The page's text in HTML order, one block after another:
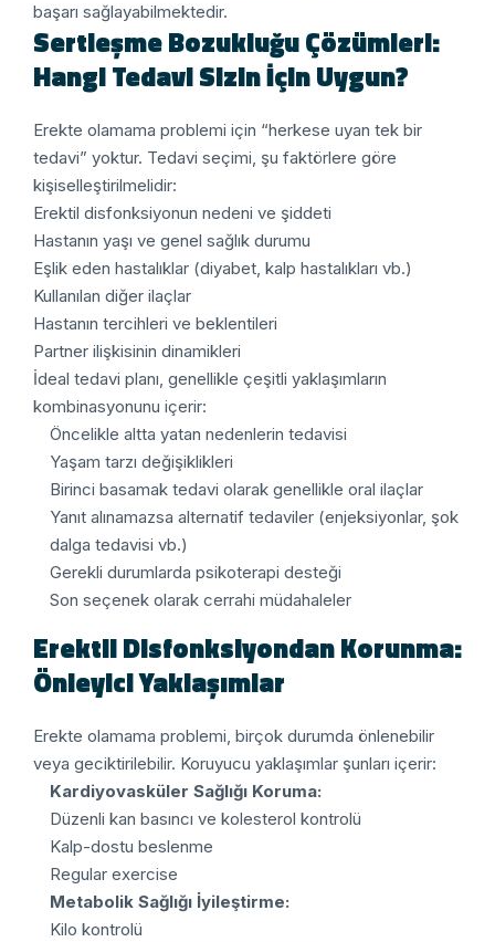
başarı sağlayabilmektedir.
Sertleşme Bozukluğu Çözümleri:
Hangi Tedavi Sizin İçin Uygun?
Erekte olamama problemi için “herkese uyan tek bir
tedavi” yoktur. Tedavi seçimi, şu faktörlere göre
kişiselleştirilmelidir:
Erektil disfonksiyonun nedeni ve şiddeti
Hastanın yaşı ve genel sağlık durumu
Eşlik eden hastalıklar (diyabet, kalp hastalıkları vb.)
Kullanılan diğer ilaçlar
Hastanın tercihleri ve beklentileri
Partner ilişkisinin dinamikleri
İdeal tedavi planı, genellikle çeşitli yaklaşımların
kombinasyonunu içerir:
Öncelikle altta yatan nedenlerin tedavisi
Yaşam tarzı değişiklikleri
Birinci basamak tedavi olarak genellikle oral ilaçlar
Yanıt alınamazsa alternatif tedaviler (enjeksiyonlar, şok
dalga tedavisi vb.)
Gerekli durumlarda psikoterapi desteği
Son seçenek olarak cerrahi müdahaleler
Erektil Disfonksiyondan Korunma:
Önleyici Yaklaşımlar
Erekte olamama problemi, birçok durumda önlenebilir
veya geciktirilebilir. Koruyucu yaklaşımlar şunları içerir:
Kardiyovasküler Sağlığı Koruma:
Düzenli kan basıncı ve kolesterol kontrolü
Kalp-dostu beslenme
Regular exercise
Metabolik Sağlığı İyileştirme:
Kilo kontrolü